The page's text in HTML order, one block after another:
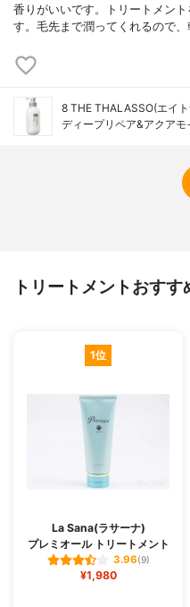
香りがいいです。トリートメン
す。毛先まで潤ってくれるので
8 THE THALASSO(エイ
ディープリペア&アクアモ
トリートメントおす
1位
La Sana(ラサーナ)
プレミオール トリートメント
3.96(9)
¥1,980